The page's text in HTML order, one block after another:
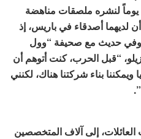
زوجها ليونيد ريبنيكوف، لمدة 13 يوماً لنشره ملصقات مناهضة
أصدقاء في باريس، إذ
حديث مع صحيفة “وول
“قبل الحرب، كنت أتوهم أن
بناء شركتنا هناك، لكنني
إلى آلاف المتخصصين